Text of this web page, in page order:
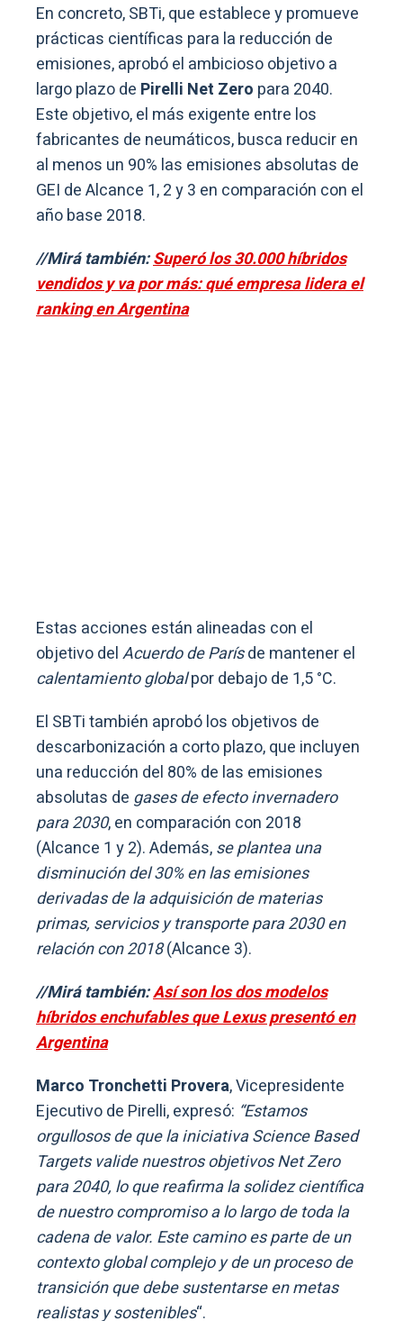
En concreto, SBTi, que establece y promueve
prácticas científicas para la reducción de
emisiones, aprobó el ambicioso objetivo a
largo plazo de Pirelli Net Zero para 2040.
Este objetivo, el más exigente entre los
fabricantes de neumáticos, busca reducir en
al menos un 90% las emisiones absolutas de
GEI de Alcance 1, 2 y 3 en comparación con el
año base 2018.
//Mirá también:Superó los 30.000 híbridos
vendidos y va por más: qué empresa lidera el
ranking en Argentina
Estas acciones están alineadas con el
objetivo delAcuerdo de Parísde mantener el
calentamiento globalpor debajo de 1,5 °C.
El SBTi también aprobó los objetivos de
descarbonización a corto plazo, que incluyen
una reducción del 80% de las emisiones
absolutas de gases de efecto invernadero
para 2030, en comparación con 2018
(Alcance 1 y 2). Además,se plantea una
disminución del 30% en las emisiones
derivadas de la adquisición de materias
primas, servicios y transporte para 2030 en
relación con 2018(Alcance 3).
//Mirá también:Así son los dos modelos
híbridos enchufables que Lexus presentó en
Argentina
Marco Tronchetti Provera, Vicepresidente
Ejecutivo de Pirelli, expresó: “Estamos
orgullosos de que la iniciativa Science Based
Targets valide nuestros objetivos Net Zero
para 2040, lo que reafirma la solidez científica
de nuestro compromiso a lo largo de toda la
cadena de valor. Este camino es parte de un
contexto global complejo y de un proceso de
transición que debe sustentarse en metas
realistas y sostenibles“.